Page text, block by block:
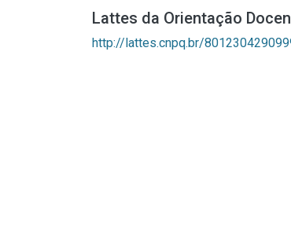
Lattes da Orientação
http://lattes.cnpq.br/